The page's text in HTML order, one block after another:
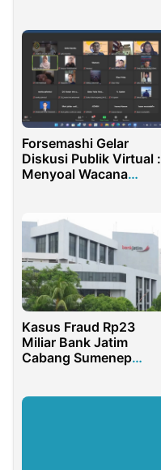
Forsemashi Gelar
Diskusi Publik Virtual :
Menyoal Wacana
Penambahan Masa
Jabatan Presiden
Kasus Fraud Rp23
Miliar Bank Jatim
Cabang Sumenep
Pusat